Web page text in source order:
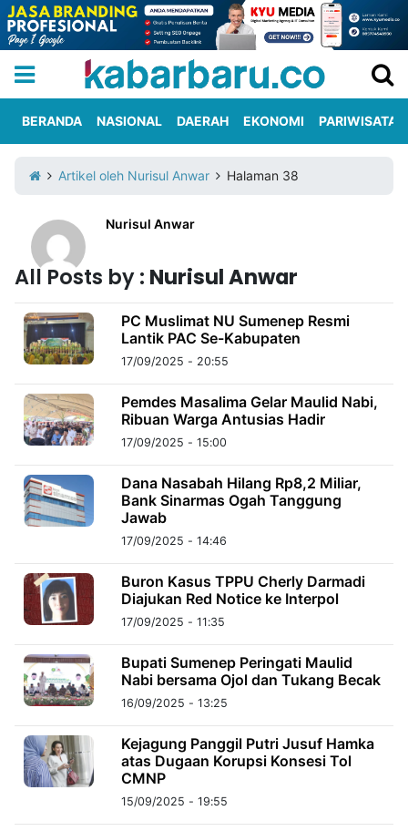
Iklan
Berita
Kami
Berita
Nasional
International
Olahraga
Entertainment
Daerah
Pariwisata
Kuliner
Kolom
Network
TREETAN
MULTIMEDIA
INDONESIA
Partner
Dinamikapost.com
Follow
Kabarbaru
BERANDA NASIONAL DAERAH EKONOMI PARIWISATA
Artikel oleh Nurisul Anwar Halaman 38
Nurisul Anwar
All Posts by : Nurisul Anwar
PC Muslimat NU Sumenep Resmi
Lantik PAC Se-Kabupaten
17/09/2025 - 20:55
Pemdes Masalima Gelar Maulid Nabi,
Ribuan Warga Antusias Hadir
17/09/2025 - 15:00
Dana Nasabah Hilang Rp8,2 Miliar,
Bank Sinarmas Ogah Tanggung
Jawab
17/09/2025 - 14:46
Buron Kasus TPPU Cherly Darmadi
Diajukan Red Notice ke Interpol
17/09/2025 - 11:35
Bupati Sumenep Peringati Maulid
Nabi bersama Ojol dan Tukang Becak
16/09/2025 - 13:25
Kejagung Panggil Putri Jusuf Hamka
atas Dugaan Korupsi Konsesi Tol
CMNP
15/09/2025 - 19:55